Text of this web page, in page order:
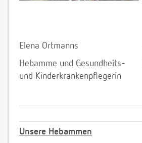
Elena Ortmanns
Hebamme und Gesundheits-
und Kinderkrankenpflegerin
Unsere Hebammen